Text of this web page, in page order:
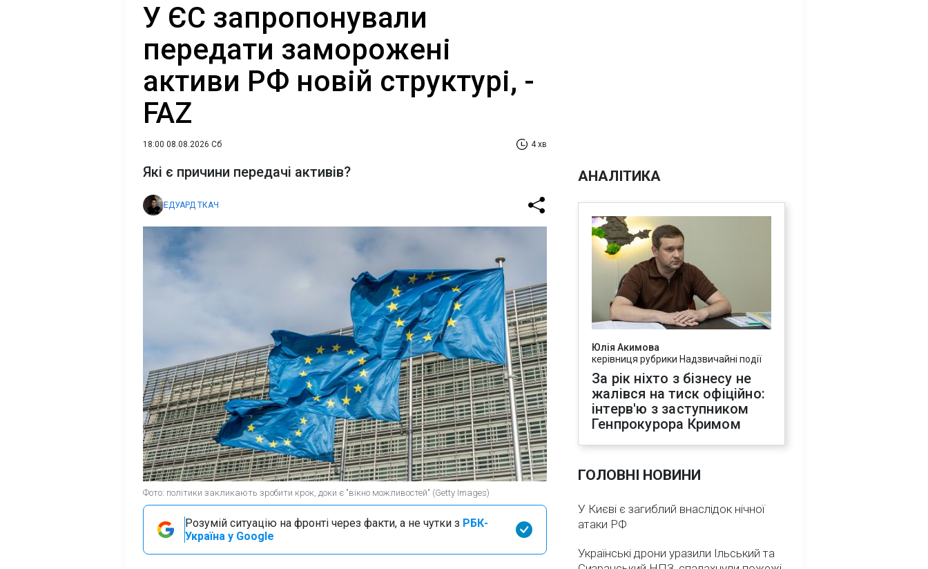
У ЄС запропонували
передати заморожені
активи РФ новій структурі, -
FAZ
18:00 08.08.2026 Сб 4 хв
Які є причини передачі активів?
ЕДУАРД ТКАЧ
Фото: політики закликають зробити крок, доки є "вікно можливостей" (Getty Images)
Розумій ситуацію на фронті через факти, а не чутки з РБК-
Україна у Google
АНАЛІТИКА
Юлія Акимова
керівниця рубрики Надзвичайні події
За рік ніхто з бізнесу не
жалівся на тиск офіційно:
інтерв'ю з заступником
Генпрокурора Кримом
ГОЛОВНІ НОВИНИ
У Києві є загиблий внаслідок нічної
атаки РФ
Українські дрони уразили Ільський та